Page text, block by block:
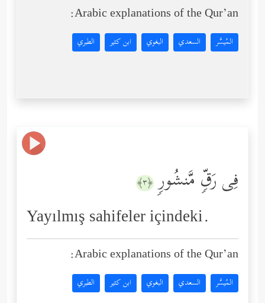
Arabic explanations of the Qur’an:
المُيسَّر السعدي البغوي ابن كثير الطبري
فِی رَقࣲّ مَّنشُورࣲ ﴿٣﴾
Yayılmış sahifeler içindeki.
Arabic explanations of the Qur’an:
المُيسَّر السعدي البغوي ابن كثير الطبري